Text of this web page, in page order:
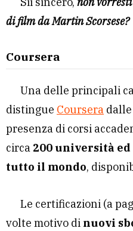
di film da Martin Scorsese?
Coursera
Una delle principali
distingue Coursera
presenza di corsi
circa 200 università
tutto il mondo,
Le certificazioni (a
volte motivo di nuovi